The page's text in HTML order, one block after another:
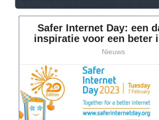
Safer Internet Day: een
inspiratie voor een beter
Nieuws